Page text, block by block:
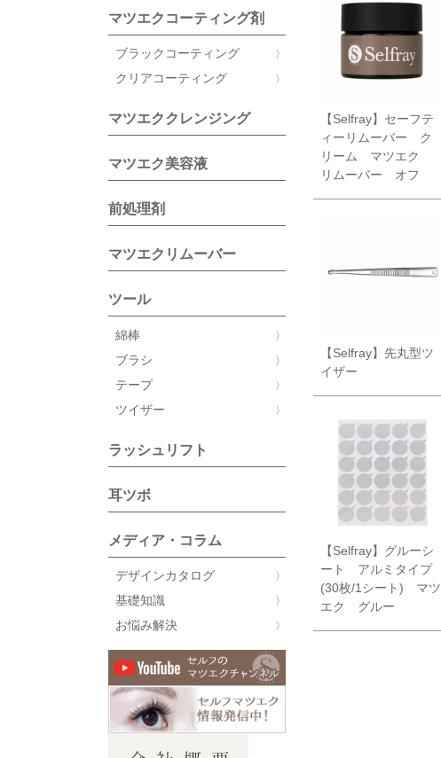
マツエクコーティング剤
ブラックコーティング
クリアコーティング
マツエククレンジング
マツエク美容液
前処理剤
マツエクリムーバー
ツール
綿棒
ブラシ
テープ
ツイザー
ラッシュリフト
耳ツボ
メディア・コラム
デザインカタログ
基礎知識
お悩み解決
【Selfray】セーフテ
ィーリムーバー ク
リーム マツエク
リムーバー オフ
【Selfray】先丸型ツ
イザー
【Selfray】グルーシ
ート アルミタイプ
(30枚/1シート) マツ
エク グルー